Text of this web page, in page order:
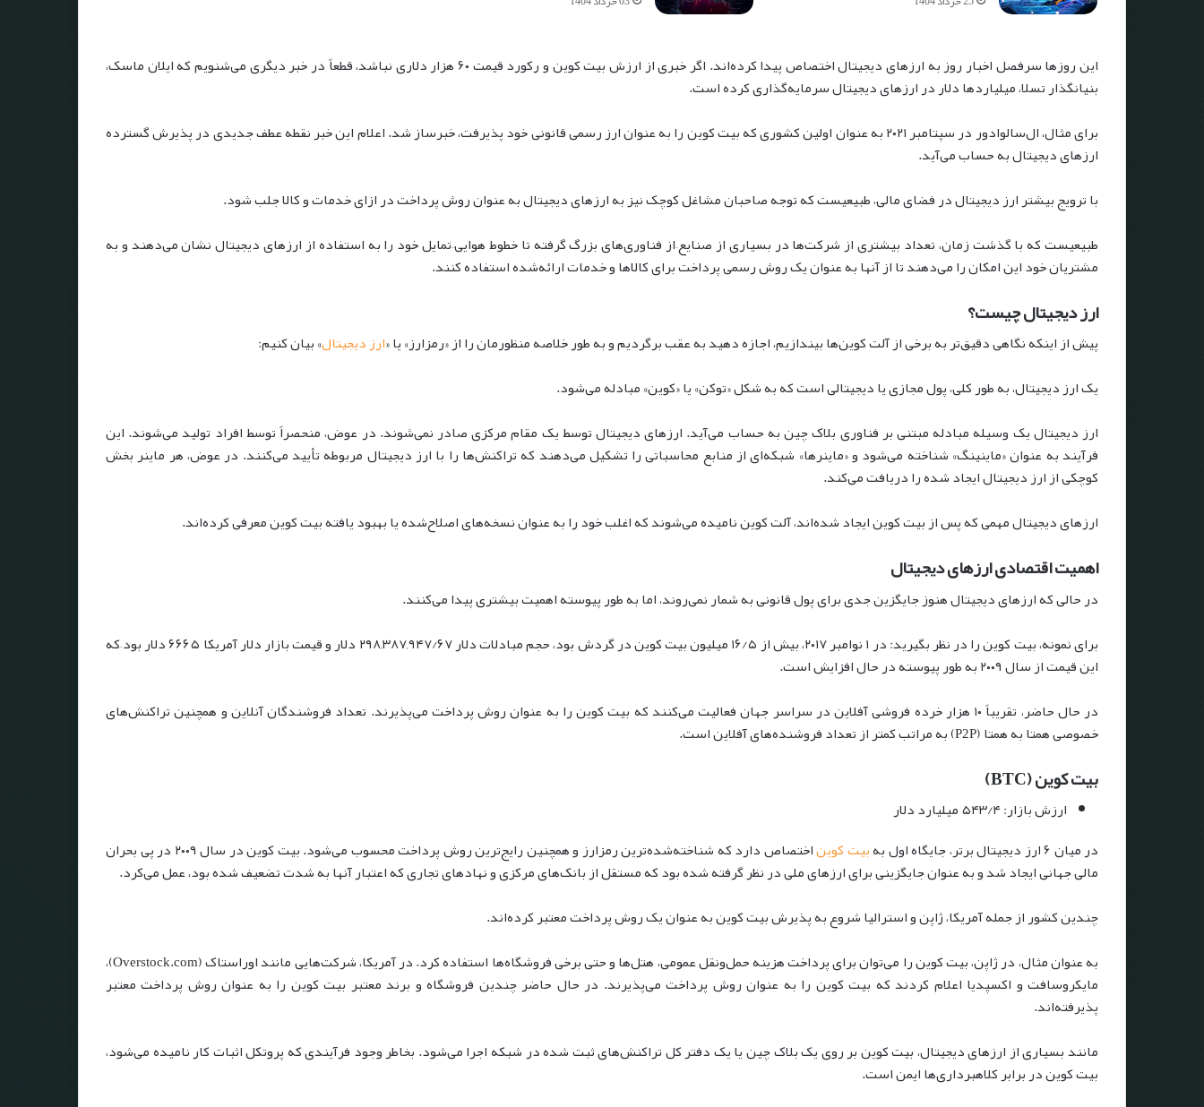
این روزها سرفصل اخبار روز به ارزهای دیجیتال اختصاص پیدا کرده‌اند. اگر خبری از ارزش بیت کوین و رکورد قیمت ۶۰ هزار دلاری نباشد، قطعاً در خبر دیگری می‌شنویم که ایلان ماسک،
بنیانگذار تسلا، میلیاردها دلار در ارزهای دیجیتال سرمایه‌گذاری کرده است.
برای مثال، ال‌سالوادور در سپتامبر ۲۰۲۱ به عنوان اولین کشوری که بیت کوین را به عنوان ارز رسمی قانونی خود پذیرفت، خبرساز شد. اعلام این خبر نقطه عطف جدیدی در پذیرش گسترده
ارزهای دیجیتال به حساب می‌آید.
با ترویج بیشتر ارز دیجیتال در فضای مالی، طبیعیست که توجه صاحبان مشاغل کوچک نیز به ارزهای دیجیتال به عنوان روش پرداخت در ازای خدمات و کالا جلب شود.
طبیعیست که با گذشت زمان، تعداد بیشتری از شرکت‌ها در بسیاری از صنایع–از فناوری‌های بزرگ گرفته تا خطوط هوایی–تمایل خود را به استفاده از ارزهای دیجیتال نشان می‌دهند و به
مشتریان خود این امکان را می‌دهند تا از آنها به عنوان یک روش رسمی پرداخت برای کالاها و خدمات ارائه‌شده استفاده کنند.
ارز دیجیتال چیست؟
پیش از اینکه نگاهی دقیق‌تر به برخی از آلت کوین‌ها بیندازیم، اجازه دهید به عقب برگردیم و به طور خلاصه منظورمان را از «رمزارز» یا «ارز دیجیتال» بیان کنیم:
یک ارز دیجیتال، به طور کلی، پول مجازی یا دیجیتالی است که به شکل «توکن» یا «کوین» مبادله می‌شود.
ارز دیجیتال یک وسیله مبادله مبتنی بر فناوری بلاک چین به حساب می‌آید. ارزهای دیجیتال توسط یک مقام مرکزی صادر نمی‌شوند. در عوض، منحصراً توسط افراد تولید می‌شوند. این
فرآیند به عنوان «ماینینگ» شناخته می‌شود و «ماینرها» شبکه‌ای از منابع محاسباتی را تشکیل می‌دهند که تراکنش‌ها را با ارز دیجیتال مربوطه تأیید می‌کنند. در عوض، هر ماینر بخش
کوچکی از ارز دیجیتال ایجاد شده را دریافت می‌کند.
ارزهای دیجیتال مهمی که پس از بیت کوین ایجاد شده‌اند، آلت کوین نامیده می‌شوند که اغلب خود را به عنوان نسخه‌های اصلاح‌شده یا بهبود یافته بیت کوین معرفی کرده‌اند.
اهمیت اقتصادی ارزهای دیجیتال
در حالی که ارزهای دیجیتال هنوز جایگزین جدی برای پول قانونی به شمار نمی‌روند، اما به طور پیوسته اهمیت بیشتری پیدا می‌کنند.
برای نمونه، بیت کوین را در نظر بگیرید: در ۱ نوامبر ۲۰۱۷، بیش از ۱۶/۵ میلیون بیت کوین در گردش بود، حجم مبادلات دلار ۲۹۸,۳۸۷,۹۴۷/۶۷ دلار و قیمت بازار دلار آمریکا ۶۶۶۵ دلار بود–که
این قیمت از سال ۲۰۰۹ به طور پیوسته در حال افزایش است.
در حال حاضر، تقریباً ۱۰ هزار خرده فروشی آفلاین در سراسر جهان فعالیت می‌کنند که بیت کوین را به عنوان روش پرداخت می‌پذیرند. تعداد فروشندگان آنلاین و همچنین تراکنش‌های
خصوصی همتا به همتا (P2P) به مراتب کمتر از تعداد فروشنده‌های آفلاین است.
بیت کوین (BTC)
ارزش بازار: ۵۴۳/۴ میلیارد دلار
در میان ۶ ارز دیجیتال برتر، جایگاه اول به
بیت کوین
اختصاص دارد که شناخته‌شده‌ترین رمزارز و همچنین رایج‌ترین روش پرداخت محسوب می‌شود. بیت کوین در سال ۲۰۰۹ در پی بحران
مالی جهانی ایجاد شد و به عنوان جایگزینی برای ارزهای ملی در نظر گرفته شده بود که مستقل از بانک‌های مرکزی و نهادهای تجاری که اعتبار آنها به شدت تضعیف شده بود، عمل می‌کرد.
چندین کشور از جمله آمریکا، ژاپن و استرالیا شروع به پذیرش بیت کوین به عنوان یک روش پرداخت معتبر کرده‌اند.
به عنوان مثال، در ژاپن، بیت کوین را می‌توان برای پرداخت هزینه حمل‌ونقل عمومی، هتل‌ها و حتی برخی فروشگاه‌ها استفاده کرد. در آمریکا، شرکت‌هایی مانند اوراستاک (Overstock.com)،
مایکروسافت و اکسپدیا اعلام کردند که بیت کوین را به عنوان روش پرداخت می‌پذیرند. در حال حاضر چندین فروشگاه و برند معتبر بیت کوین را به عنوان روش پرداخت معتبر
پذیرفته‌اند.
مانند بسیاری از ارزهای دیجیتال، بیت کوین بر روی یک بلاک چین یا یک دفتر کل تراکنش‌های ثبت شده در شبکه اجرا می‌شود. بخاطر وجود فرآیندی که پروتکل اثبات کار نامیده می‌شود،
بیت کوین در برابر کلاهبرداری‌ها ایمن است.